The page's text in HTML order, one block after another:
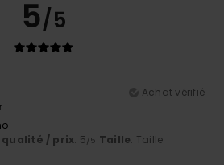
5/5
Achat vérifié
qualité / prix: 5/5 Taille: Taille